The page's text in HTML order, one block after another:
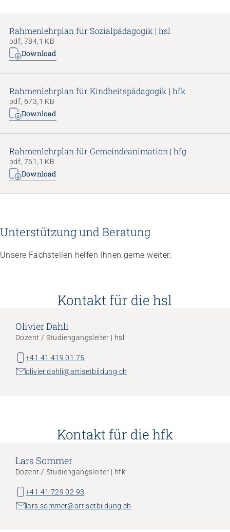
Rahmenlehrplan für Sozialpädagogik | hsl
pdf, 784,1 KB
Download
Rahmenlehrplan für Kindheitspädagogik | hfk
pdf, 673,1 KB
Download
Rahmenlehrplan für Gemeindeanimation | hfg
pdf, 761,1 KB
Download
Unterstützung und Beratung
Unsere Fachstellen helfen Ihnen gerne weiter:
Kontakt für die hsl
Olivier Dahli
Dozent / Studiengangsleiter | hsl
+41 41 419 01 75
olivier.dahli@artisetbildung.ch
Kontakt für die hfk
Lars Sommer
Dozent / Studiengangsleiter | hfk
+41 41 729 02 93
lars.sommer@artisetbildung.ch